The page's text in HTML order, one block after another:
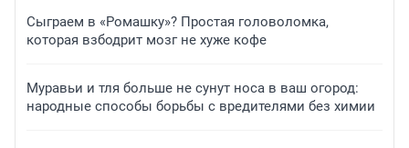
Сыграем в «Ромашку»? Простая головоломка,
которая взбодрит мозг не хуже кофе
Муравьи и тля больше не сунут носа в ваш огород:
народные способы борьбы с вредителями без химии